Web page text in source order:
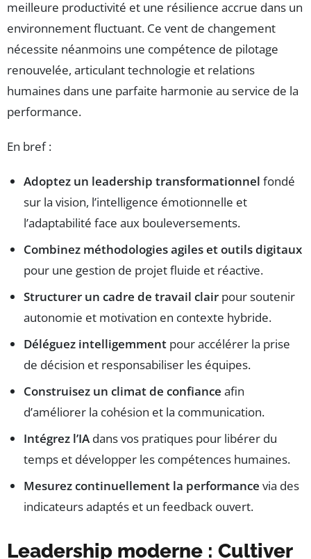
meilleure productivité et une résilience accrue dans un
environnement fluctuant. Ce vent de changement
nécessite néanmoins une compétence de pilotage
renouvelée, articulant technologie et relations
humaines dans une parfaite harmonie au service de la
performance.
En bref :
Adoptez un leadership transformationnel fondé
sur la vision, l’intelligence émotionnelle et
l’adaptabilité face aux bouleversements.
Combinez méthodologies agiles et outils digitaux
pour une gestion de projet fluide et réactive.
Structurer un cadre de travail clair pour soutenir
autonomie et motivation en contexte hybride.
Déléguez intelligemment pour accélérer la prise
de décision et responsabiliser les équipes.
Construisez un climat de confiance afin
d’améliorer la cohésion et la communication.
Intégrez l’IA dans vos pratiques pour libérer du
temps et développer les compétences humaines.
Mesurez continuellement la performance via des
indicateurs adaptés et un feedback ouvert.
Leadership moderne : Cultiver